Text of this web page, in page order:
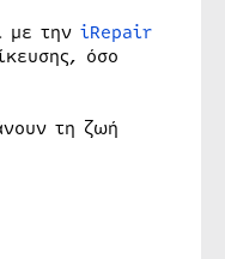
με την iRepair
όσο
τη ζωή